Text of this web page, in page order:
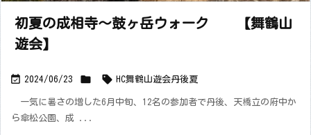
初夏の成相寺～鼓ヶ岳ウォーク 【舞鶴山
遊会】
 2024/06/23   HC舞鶴山遊会丹後夏
一気に暑さの増した6月中旬、12名の参加者で丹後、天橋立の府中か
ら傘松公園、成 ...